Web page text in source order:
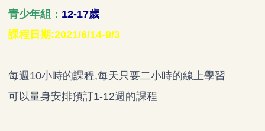
青少年組： 12-17歲
課程日期:2021/6/14-9/3
每週10小時的課程,每天只要二小時的線上學習
可以量身安排預訂1-12週的課程